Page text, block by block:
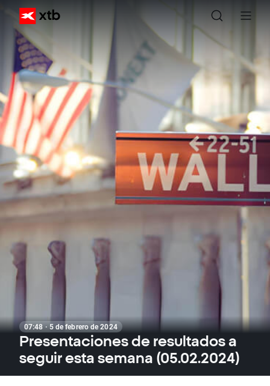
07:48 · 5 de febrero de 2024
Presentaciones de resultados a
seguir esta semana (05.02.2024)